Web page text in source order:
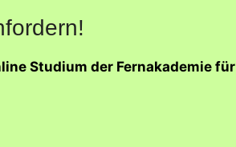
Studium der Fernakademie für